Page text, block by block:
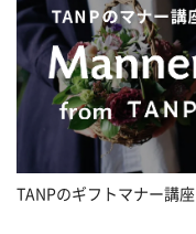
TANPのギフトマナー講座